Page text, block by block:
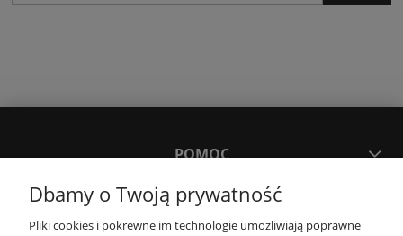
POMOC
MOJE KONTO
Dbamy o Twoją prywatność
Pliki cookies i pokrewne im technologie umożliwiają poprawne